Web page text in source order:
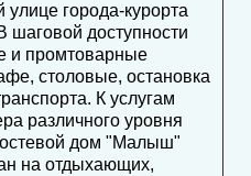
улице города-курорта
шаговой доступности
и промтоварные
столовые, остановка
К услугам
различного уровня
дом "Малыш"
на отдыхающих,